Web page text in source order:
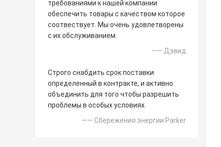
требованиями к нашей компании
обеспечить товары с качеством которое
соотвествует. Мы очень удовлетворены
с их обслуживанием.
—— Дэвид
Строго снабдить срок поставки
определенный в контракте, и активно
объединить для того чтобы разрешить
проблемы в особых условиях.
—— Сбережения энергии Parker